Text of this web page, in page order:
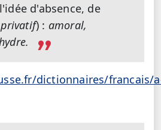
d'absence, de
privatif) : amoral,
dictionnaires/francais/